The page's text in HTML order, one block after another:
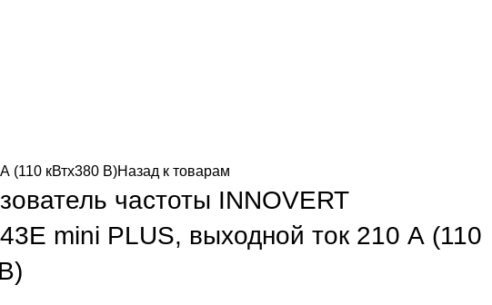
(110 кВтx380 В)Назад к товарам
частоты INNOVERT
mini PLUS, выходной ток 210 А (110